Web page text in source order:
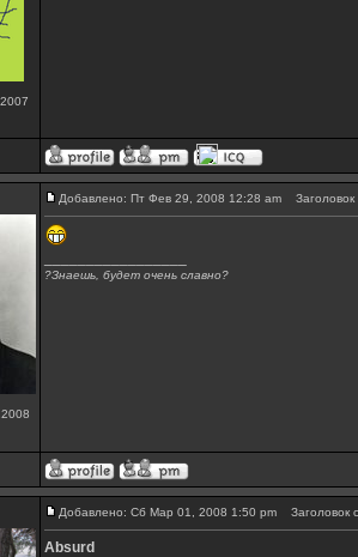
Добавлено: Пт Фев 29, 2008 12:28 am
?Знаешь, будет очень славно?
Добавлено: Сб Мар 01, 2008 1:50 pm Заголовок
Absurd